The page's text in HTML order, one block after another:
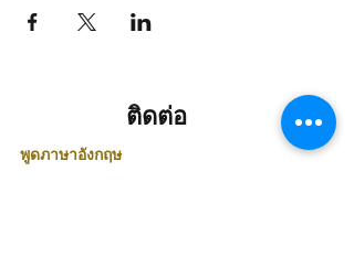
ติดต่อ
พูดภาษาอังกฤษ